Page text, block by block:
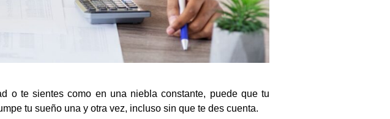
o te sientes como en una niebla constante, puede que tu
tu sueño una y otra vez, incluso sin que te des cuenta.